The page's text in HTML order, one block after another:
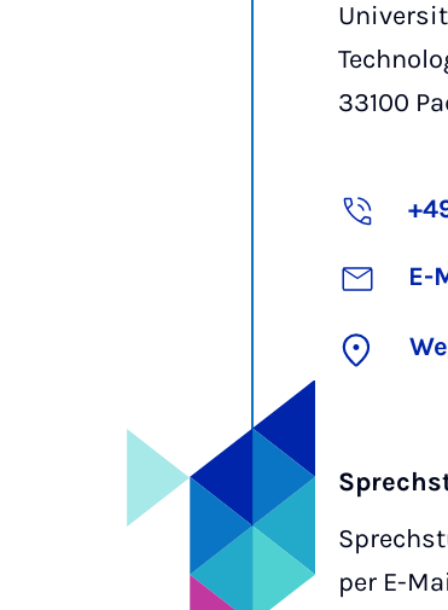
33100
E-
per E-